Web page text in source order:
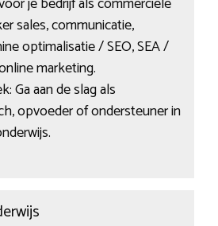
sales, communicatie,
optimalisatie / SEO, SEA /
marketing.
Ga aan de slag als
opvoeder of ondersteuner in